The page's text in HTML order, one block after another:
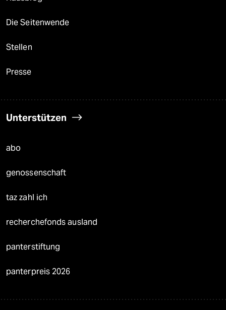
Die Seitenwende
Stellen
Presse
Unterstützen
abo
genossenschaft
taz zahl ich
recherchefonds ausland
panterstiftung
panterpreis 2026